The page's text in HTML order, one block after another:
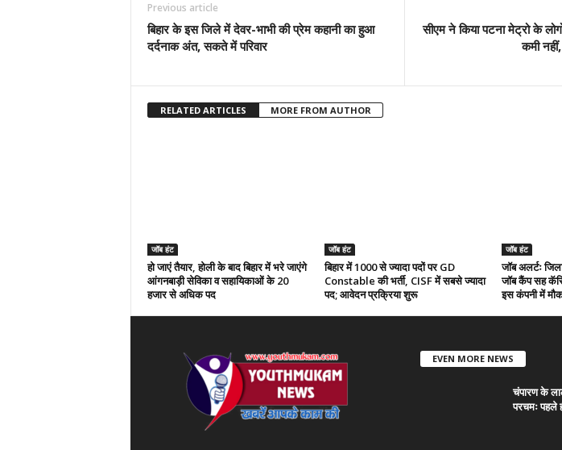
Previous article
बिहार के इस जिले में देवर-भाभी की प्रेम कहानी का हुआ
दर्दनाक अंत, सकते में परिवार
सीएम ने किया पटना मेट्रो के
कमी नहीं,
RELATED ARTICLES MORE FROM AUTHOR
जॉब हंट
हो जाएं तैयार, होली के बाद बिहार में भरे जाएंगे
आंगनबाड़ी सेविका व सहायिकाओं के 20
हजार से अधिक पद
जॉब हंट
बिहार में 1000 से ज्यादा पदों पर GD
Constable की भर्ती, CISF में सबसे ज्यादा
पद; आवेदन प्रक्रिया शुरू
जॉब हंट
जॉब अलर्टः
जॉब कैंप सह
इस कंपनी में
EVEN MORE NEWS
चंपारण के
परचमः पहले